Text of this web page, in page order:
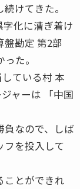
けてきた。
化に漕ぎ着け
盤勘定 第2部
た。
ている村 本
ャーは 「中国
負なので、しば
フを投入して
ことができれ